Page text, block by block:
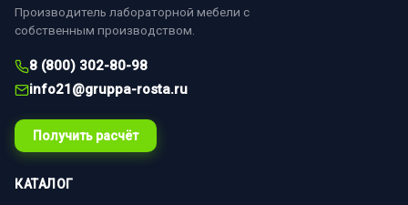
Производитель лабораторной мебели с
собственным производством.
8 (800) 302-80-98
info21@gruppa-rosta.ru
Получить расчёт
КАТАЛОГ